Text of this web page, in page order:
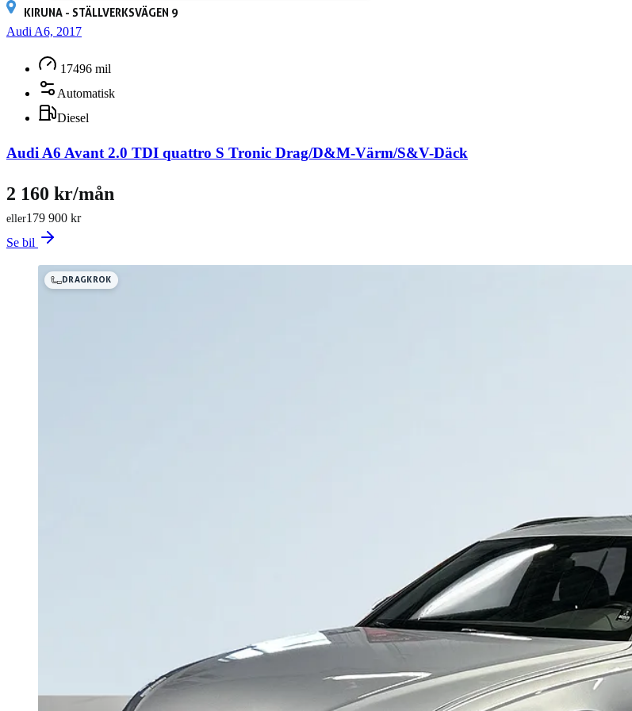
KIRUNA - STÄLLVERKSVÄGEN 9
Audi A6, 2017
17496 mil
Automatisk
Diesel
Audi A6 Avant 2.0 TDI quattro S Tronic Drag/D&M-Värm/S&V-Däck
179 900 kr
eller
2 160 kr/mån
Se bil
DRAGKROK